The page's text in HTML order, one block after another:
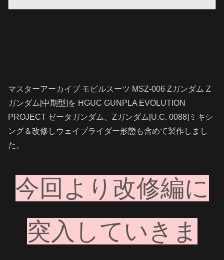
マスターアーカイブ モビルスーツ MSZ-006 Zガンダム Z
ガンダム[中期型]を HGUC GUNPLA EVOLUTION
PROJECT ゼータガンダム、Zガンダム[U.C. 0088]ミキシ
ング＆改修しウェイブライダー形態も含めて製作しまし
た。
今回より改修編に
突入していきま